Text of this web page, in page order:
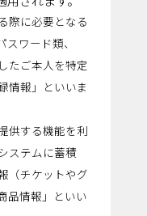
際に必要となる
ワード類、
ご本人を特定
情報」といいま
供する機能を利
ステムに蓄積
チケットやグ
品情報」といい